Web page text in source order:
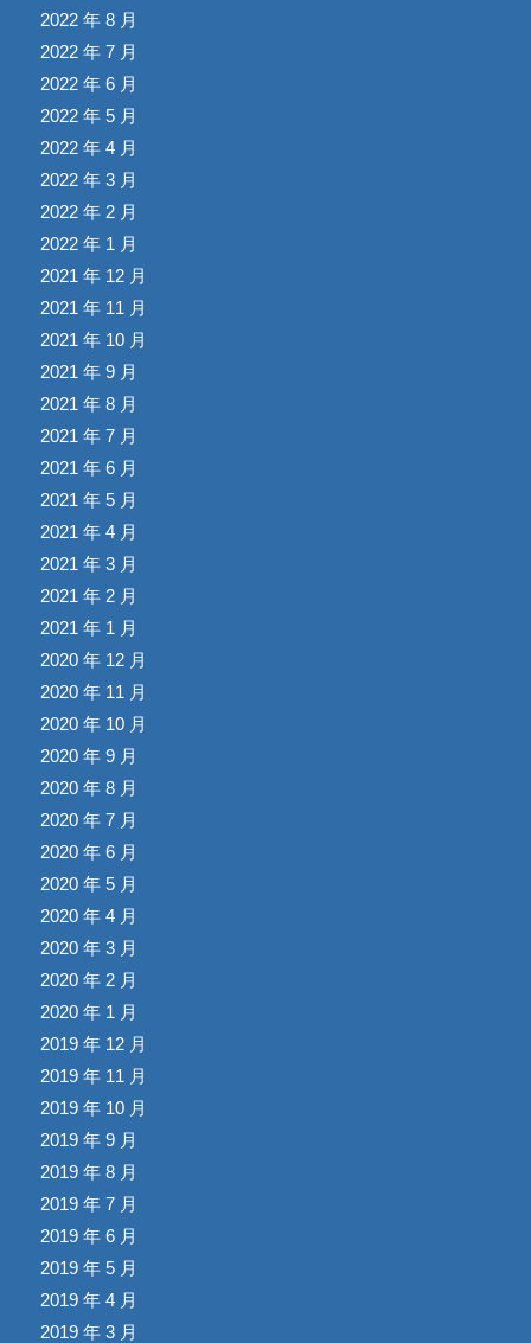
2022 年 8 月
2022 年 7 月
2022 年 6 月
2022 年 5 月
2022 年 4 月
2022 年 3 月
2022 年 2 月
2022 年 1 月
2021 年 12 月
2021 年 11 月
2021 年 10 月
2021 年 9 月
2021 年 8 月
2021 年 7 月
2021 年 6 月
2021 年 5 月
2021 年 4 月
2021 年 3 月
2021 年 2 月
2021 年 1 月
2020 年 12 月
2020 年 11 月
2020 年 10 月
2020 年 9 月
2020 年 8 月
2020 年 7 月
2020 年 6 月
2020 年 5 月
2020 年 4 月
2020 年 3 月
2020 年 2 月
2020 年 1 月
2019 年 12 月
2019 年 11 月
2019 年 10 月
2019 年 9 月
2019 年 8 月
2019 年 7 月
2019 年 6 月
2019 年 5 月
2019 年 4 月
2019 年 3 月